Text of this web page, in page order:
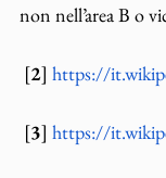
non nell’area B o
[2] https://
[3] https://